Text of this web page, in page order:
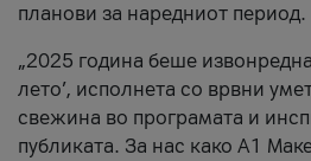
планови за наредниот период.
„2025 година беше
лето’, исполнета со врвни
свежина во програмата и
публиката. За нас како A1